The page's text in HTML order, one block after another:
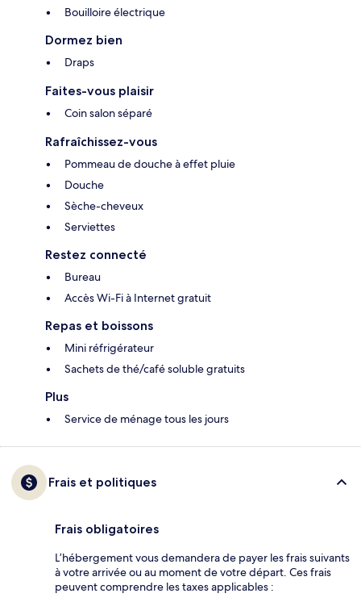
Bouilloire électrique
Dormez bien
Draps
Faites-vous plaisir
Coin salon séparé
Rafraîchissez-vous
Pommeau de douche à effet pluie
Douche
Sèche-cheveux
Serviettes
Restez connecté
Bureau
Accès Wi-Fi à Internet gratuit
Repas et boissons
Mini réfrigérateur
Sachets de thé/café soluble gratuits
Plus
Service de ménage tous les jours
Frais et politiques
Frais obligatoires
L’hébergement vous demandera de payer les frais suivants
à votre arrivée ou au moment de votre départ. Ces frais
peuvent comprendre les taxes applicables :